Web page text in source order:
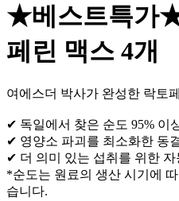
★베스트특가
페린 맥스 4개
여에스더 박사가 완성한 락토
✔ 독일에서 찾은 순도 95% 이
✔ 영양소 파괴를 최소화한 동
✔ 더 의미 있는 섭취를 위한 자
*순도는 원료의 생산 시기에
습니다.